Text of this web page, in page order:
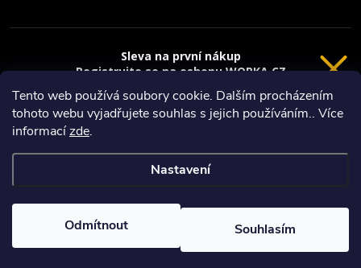
Tento web používá soubory cookie. Dalším procházením
tohoto webu vyjadřujete souhlas s jejich používáním.. Více
informacízde.
Nastavení
Odmítnout Souhlasím
Vytvořil Shoptet
Copyright 2026
VRÁCENÍ 14 DNÍ
Sleva na první nákup
Registrujte se na eshopu WORKA.CZ
sleva 100 Kč* na nákup je Vaše.
Registrace
Privacy policy